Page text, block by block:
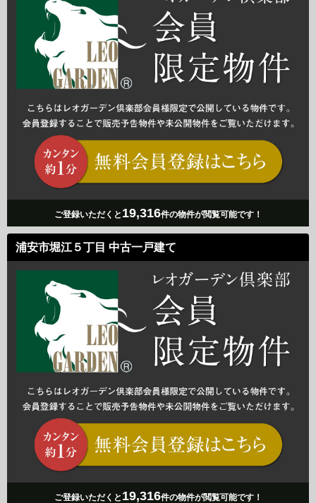
ご登録いただくと 19,316件の物件が閲覧可能です！
浦安市堀江５丁目 中古一戸建て
ご登録いただくと 19,316件の物件が閲覧可能です！